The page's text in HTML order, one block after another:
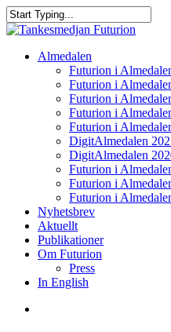
Skip
to
content
Close
search
Menu
Almedalen
Futurion i
Futurion i
Futurion i
Futurion i
Futurion i
DigitAlmedalen
DigitAlmedalen
Futurion i
Futurion i
Futurion i
Nyhetsbrev
Aktuellt
Publikationer
Om Futurion
Press
In English